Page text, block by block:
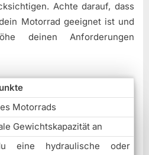
Achte darauf, dass
Motorrad geeignet ist und
deinen Anforderungen
Motorrads
Gewichtskapazität an
eine hydraulische oder